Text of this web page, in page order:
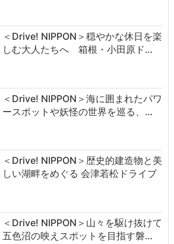
＜Drive! NIPPON＞穏やかな休日を楽
しむ大人たちへ 箱根・小田原ド…
＜Drive! NIPPON＞海に囲まれたパワ
ースポットや妖怪の世界を巡る、…
＜Drive! NIPPON＞歴史的建造物と美
しい湖畔をめぐる 会津若松ドライブ
＜Drive! NIPPON＞山々を駆け抜けて
五色沼の映えスポットを目指す磐…